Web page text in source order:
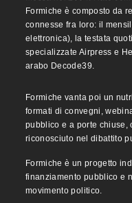
Formiche è composto da
connesse fra loro: il
elettronica), la testata
specializzate Airpress e
arabo Decode39.
Formiche vanta poi un
formati di convegni,
pubblico e a porte chiuse,
riconosciuto nel dibattito
Formiche è un progetto
finanziamento pubblico e
movimento politico.